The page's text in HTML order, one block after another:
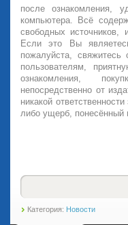
после ознакомления,
компьютера. Всё
свободных источников,
Если это Вы
пожалуйста,
пользователям,
ознакомления,
непосредственно от
никакой
либо ущерб, понесённый
Категория: Новости